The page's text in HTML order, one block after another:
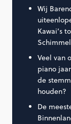
Wij
Kawai’s
Veel van
piano
de
houden?
De